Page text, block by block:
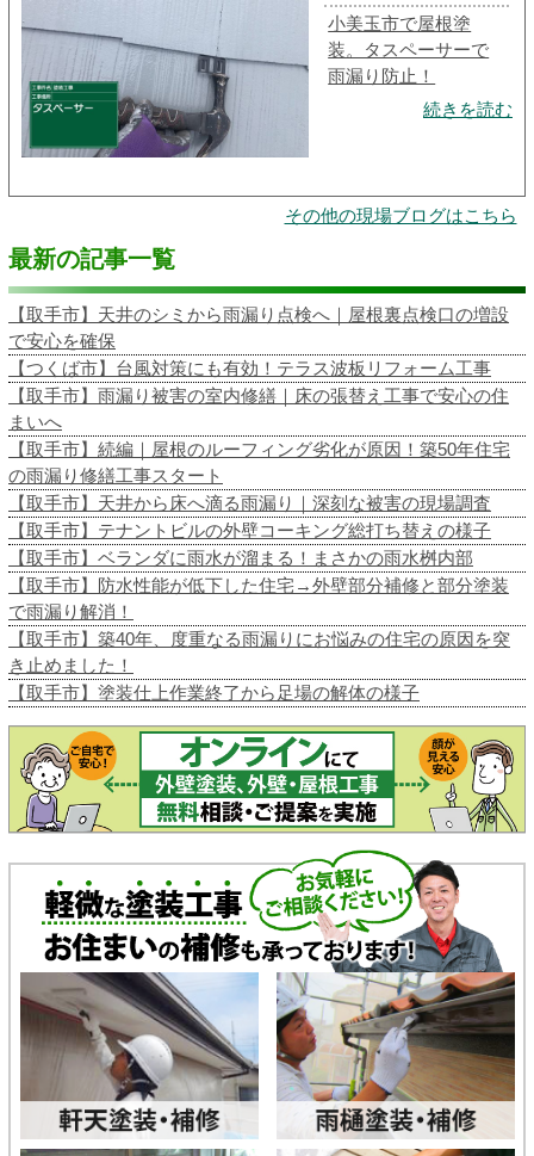
小美玉市で屋根塗
装。タスペーサーで
雨漏り防止！
続きを読む
その他の現場ブログはこちら
最新の記事一覧
【取手市】天井のシミから雨漏り点検へ｜屋根裏点検口の増設
で安心を確保
【つくば市】台風対策にも有効！テラス波板リフォーム工事
【取手市】雨漏り被害の室内修繕｜床の張替え工事で安心の住
まいへ
【取手市】続編｜屋根のルーフィング劣化が原因！築50年住宅
の雨漏り修繕工事スタート
【取手市】天井から床へ滴る雨漏り｜深刻な被害の現場調査
【取手市】テナントビルの外壁コーキング総打ち替えの様子
【取手市】ベランダに雨水が溜まる！まさかの雨水桝内部
【取手市】防水性能が低下した住宅→外壁部分補修と部分塗装
で雨漏り解消！
【取手市】築40年、度重なる雨漏りにお悩みの住宅の原因を突
き止めました！
【取手市】塗装仕上作業終了から足場の解体の様子